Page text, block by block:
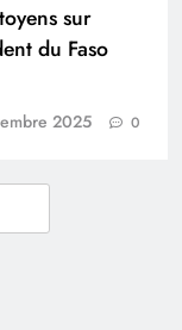
sur
du Faso
2025 0